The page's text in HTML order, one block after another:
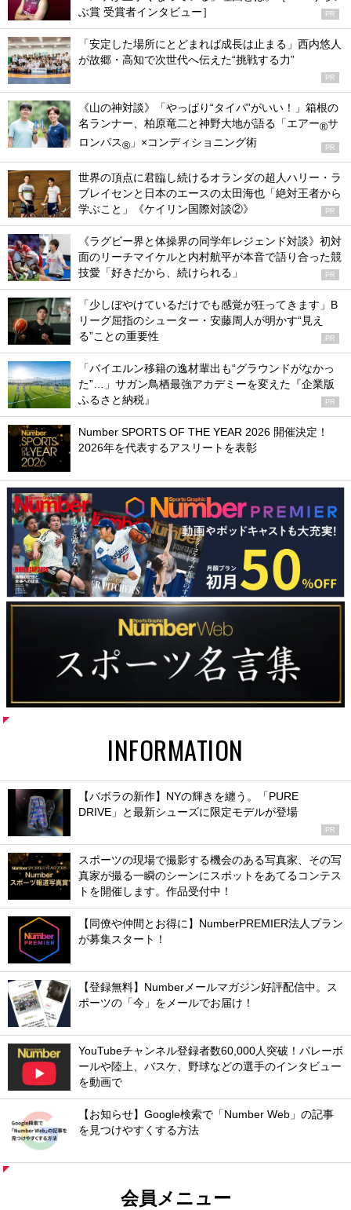
ぶ賞 受賞者インタビュー］
PR
「安定した場所にとどまれば成長は止まる」西内悠人
が故郷・高知で次世代へ伝えた“挑戦する力”
PR
《山の神対談》「やっぱり“タイパ”がいい！」箱根の
名ランナー、柏原竜二と神野大地が語る「エアー®サ
ロンパス® 」×コンディショニング術 PR
世界の頂点に君臨し続けるオランダの超人ハリー・ラ
ブレイセンと日本のエースの太田海也「絶対王者から
学ぶこと」《ケイリン国際対談②》
PR
《ラグビー界と体操界の同学年レジェンド対談》初対
面のリーチマイケルと内村航平が本音で語り合った競
技愛「好きだから、続けられる」
PR
「少しぼやけているだけでも感覚が狂ってきます」B
リーグ屈指のシューター・安藤周人が明かす“見え
る”ことの重要性
PR
「バイエルン移籍の逸材輩出も“グラウンドがなかっ
た”…」サガン鳥栖最強アカデミーを変えた『企業版
ふるさと納税』
PR
Number SPORTS OF THE YEAR 2026 開催決定！
2026年を代表するアスリートを表彰
INFORMATION
【バボラの新作】NYの輝きを纏う。「PURE
DRIVE」と最新シューズに限定モデルが登場
PR
スポーツの現場で撮影する機会のある写真家、その写
真家が撮る一瞬のシーンにスポットをあてるコンテス
トを開催します。作品受付中！
【同僚や仲間とお得に】NumberPREMIER法人プラン
が募集スタート！
【登録無料】Numberメールマガジン好評配信中。ス
ポーツの「今」をメールでお届け！
YouTubeチャンネル登録者数60,000人突破！バレーボ
ールや陸上、バスケ、野球などの選手のインタビュー
を動画で
【お知らせ】Google検索で「Number Web」の記事
を見つけやすくする方法
会員メニュー